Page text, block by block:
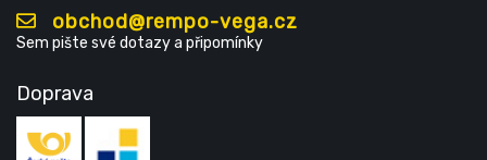
obchod@rempo-vega.cz
Sem pište své dotazy a připomínky
Doprava